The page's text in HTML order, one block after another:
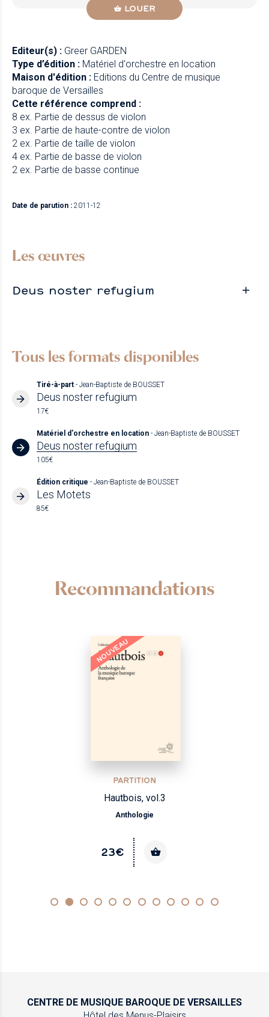
LOUER
Editeur(s) : Greer GARDEN
Type d’édition : Matériel d'orchestre en location
Maison d'édition : Editions du Centre de musique
baroque de Versailles
Cette référence comprend :
8 ex. Partie de dessus de violon
3 ex. Partie de haute-contre de violon
2 ex. Partie de taille de violon
4 ex. Partie de basse de violon
2 ex. Partie de basse continue
Date de parution : 2011-12
Les œuvres
Deus noster refugium
Tous les formats disponibles
Tiré-à-part - Jean-Baptiste de BOUSSET
Deus noster refugium
17€
Matériel d'orchestre en location - Jean-Baptiste de BOUSSET
Deus noster refugium
105€
Édition critique - Jean-Baptiste de BOUSSET
Les Motets
85€
Recommandations
NOUVEAU
PARTITION
Hautbois, vol.3
Anthologie
23€
CENTRE DE MUSIQUE BAROQUE DE VERSAILLES